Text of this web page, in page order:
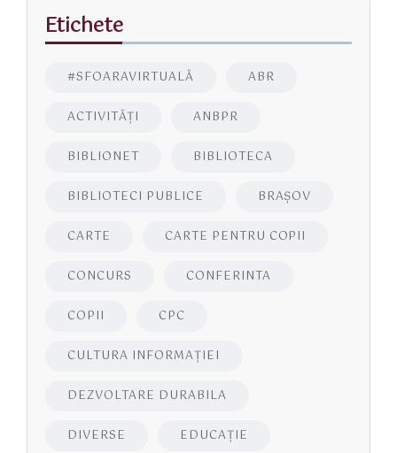
Etichete
#SFOARAVIRTUALĂ ABR
ACTIVITĂŢI ANBPR
BIBLIONET BIBLIOTECA
BIBLIOTECI PUBLICE BRAŞOV
CARTE CARTE PENTRU COPII
CONCURS CONFERINTA
COPII CPC
CULTURA INFORMAŢIEI
DEZVOLTARE DURABILA
DIVERSE EDUCAŢIE